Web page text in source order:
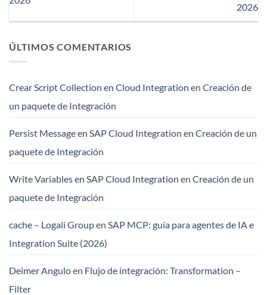
2026
ÚLTIMOS COMENTARIOS
Crear Script Collection en Cloud Integration en Creación de
un paquete de Integración
Persist Message en SAP Cloud Integration en Creación de un
paquete de Integración
Write Variables en SAP Cloud Integration en Creación de un
paquete de Integración
cache – Logali Groupen SAP MCP: guía para agentes de IA e
Integration Suite (2026)
Deimer Anguloen Flujo de integración: Transformation –
Filter